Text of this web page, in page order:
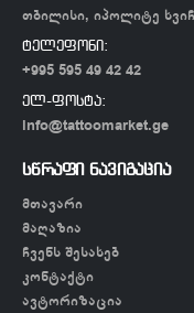
თბილისი, იპოლიტე
ტელეფონი:
+995 595 49 42 42
ელ-ფოსტა:
info@tattoomarket.ge
სწრაფი ნავიგაცია
მთავარი
მაღაზია
ჩვენს შესახებ
კონტაქტი
ავტორიზაცია